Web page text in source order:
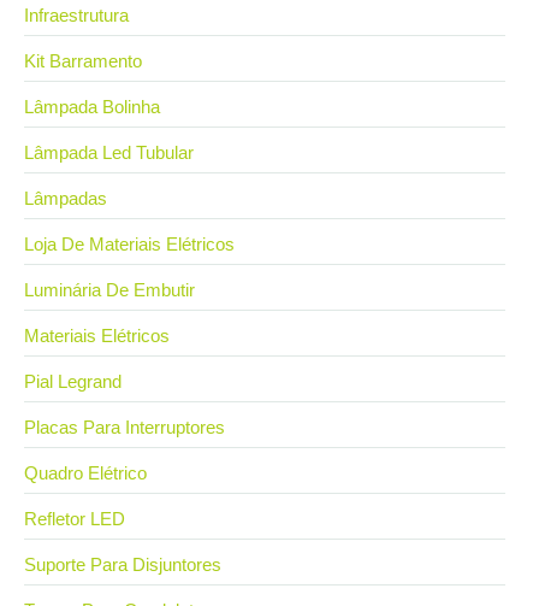
Infraestrutura
Kit Barramento
Lâmpada Bolinha
Lâmpada Led Tubular
Lâmpadas
Loja De Materiais Elétricos
Luminária De Embutir
Materiais Elétricos
Pial Legrand
Placas Para Interruptores
Quadro Elétrico
Refletor LED
Suporte Para Disjuntores